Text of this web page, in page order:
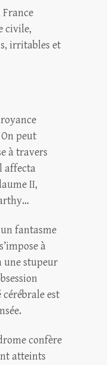
civile,
irritables et
peut
à travers
affecta
II,
fantasme
à
une stupeur
est
confère
atteints